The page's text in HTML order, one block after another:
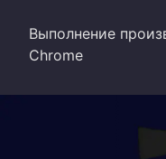
Выполнение
Chrome